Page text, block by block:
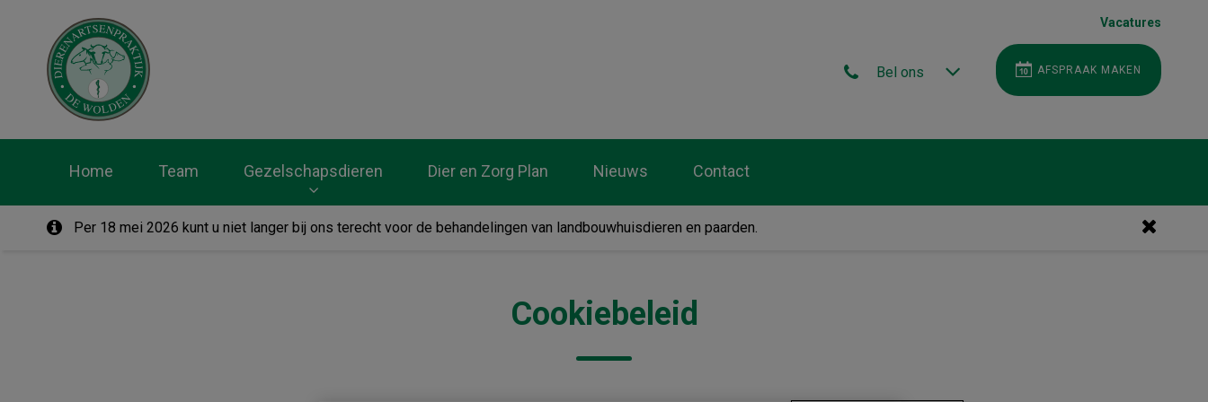
Vacatures
Bel ons AFSPRAAK MAKEN
Home Team Gezelschapsdieren Dier en Zorg Plan Nieuws Contact
Per 18 mei 2026 kunt u niet langer bij ons terecht voor de behandelingen van landbouwhuisdieren en paarden.
Cookiebeleid